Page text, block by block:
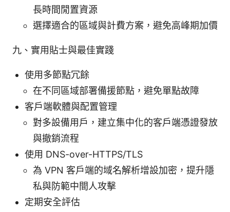
長時間閒置資源
選擇適合的區域與計費方案，避免高峰期加價
九、實用貼士與最佳實踐
使用多節點冗餘
在不同區域部署備援節點，避免單點故障
客戶端軟體與配置管理
對多設備用戶，建立集中化的客戶端憑證發放
與撤銷流程
使用 DNS-over-HTTPS/TLS
為 VPN 客戶端的域名解析增設加密，提升隱
私與防範中間人攻擊
定期安全評估